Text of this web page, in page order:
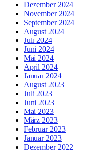
Dezember 2024
November 2024
September 2024
August 2024
Juli 2024
Juni 2024
Mai 2024
April 2024
Januar 2024
August 2023
Juli 2023
Juni 2023
Mai 2023
März 2023
Februar 2023
Januar 2023
Dezember 2022